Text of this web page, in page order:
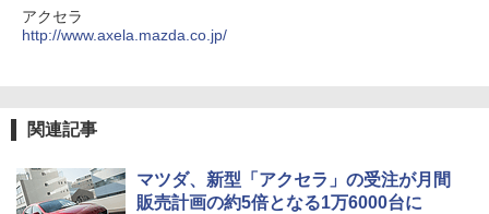
アクセラ
http://www.axela.mazda.co.jp/
関連記事
マツダ、新型「アクセラ」の受注が月間
販売計画の約5倍となる1万6000台に